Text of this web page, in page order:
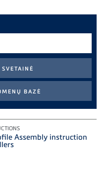
Assembly instruction